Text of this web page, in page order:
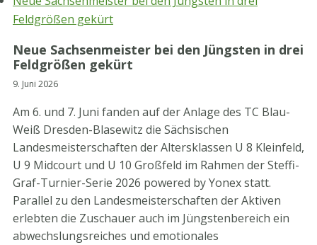
Feldgrößen gekürt
Neue Sachsenmeister bei den Jüngsten in drei
Feldgrößen gekürt
9. Juni 2026
Am 6. und 7. Juni fanden auf der Anlage des TC Blau-
Weiß Dresden-Blasewitz die Sächsischen
Landesmeisterschaften der Altersklassen U 8 Kleinfeld,
U 9 Midcourt und U 10 Großfeld im Rahmen der Steffi-
Graf-Turnier-Serie 2026 powered by Yonex statt.
Parallel zu den Landesmeisterschaften der Aktiven
erlebten die Zuschauer auch im Jüngstenbereich ein
abwechslungsreiches und emotionales